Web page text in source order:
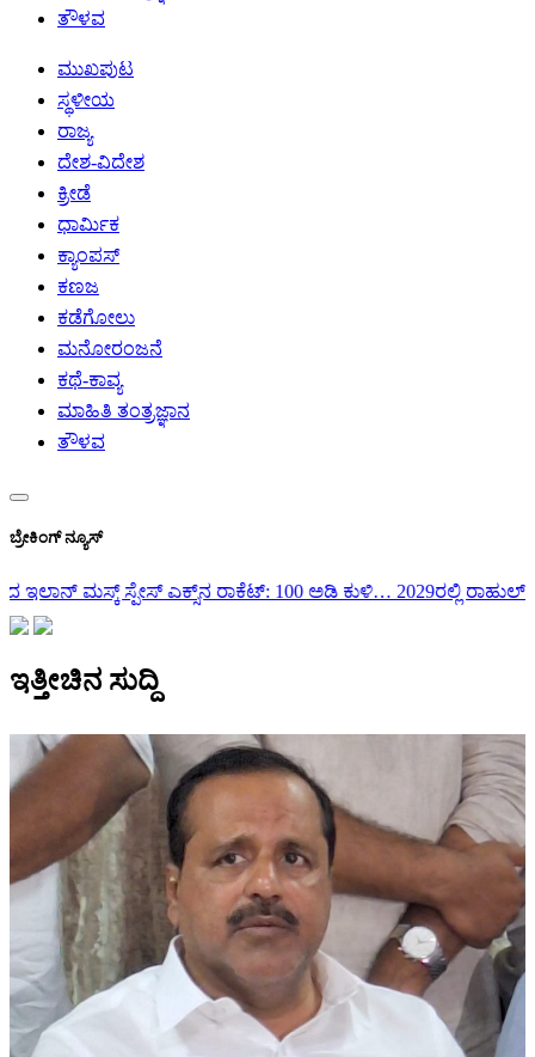
ತೌಳವ
ಮುಖಪುಟ
ಸ್ಥಳೀಯ
ರಾಜ್ಯ
ದೇಶ-ವಿದೇಶ
ಕ್ರೀಡೆ
ಧಾರ್ಮಿಕ
ಕ್ಯಾಂಪಸ್
ಕಣಜ
ಕಡೆಗೋಲು
ಮನೋರಂಜನೆ
ಕಥೆ-ಕಾವ್ಯ
ಮಾಹಿತಿ ತಂತ್ರಜ್ಞಾನ
ತೌಳವ
ಬ್ರೇಕಿಂಗ್ ನ್ಯೂಸ್
100 ಅಡಿ ಕುಳಿ…2029ರಲ್ಲಿ ರಾಹುಲ್ ಗಾಂಧಿ ಪ್ರಧಾನಿ ಮಾಡುವುದೇ
ಇತ್ತೀಚಿನ ಸುದ್ದಿ